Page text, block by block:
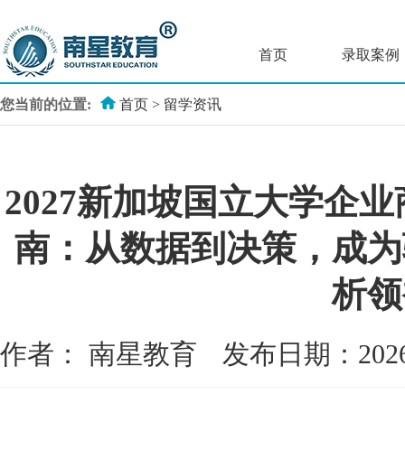
首页 录取案例
您当前的位置: 首页 > 留学资讯
2027新加坡国立大学企
南：从数据到决策，成
析
作者： 南星教育 发布日期：